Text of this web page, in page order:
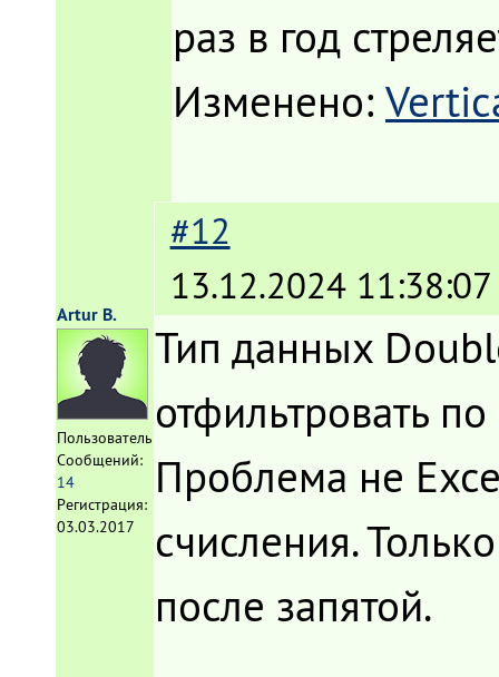
раз в год
Изменено:
Artur B.
Пользователь
Сообщений:
14
Регистрация:
03.03.2017
#12
13.12.2024 11:38:07
Тип данных
отфильтровать
Проблема не
счисления.
после запятой.